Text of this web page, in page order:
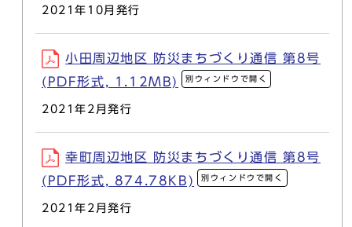
2021年10月発行
小田周辺地区 防災まちづくり通信 第8号
(PDF形式, 1.12MB)
別ウィンドウで開く
2021年2月発行
幸町周辺地区 防災まちづくり通信 第8号
(PDF形式, 874.78KB)
別ウィンドウで開く
2021年2月発行